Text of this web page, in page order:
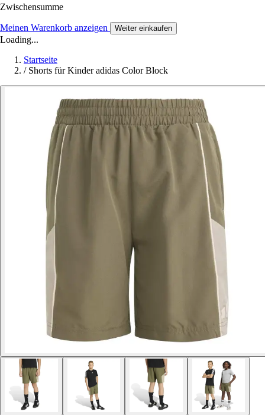
Zwischensumme
Meinen Warenkorb anzeigen Weiter einkaufen
Loading...
Startseite
/ Shorts für Kinder adidas Color Block